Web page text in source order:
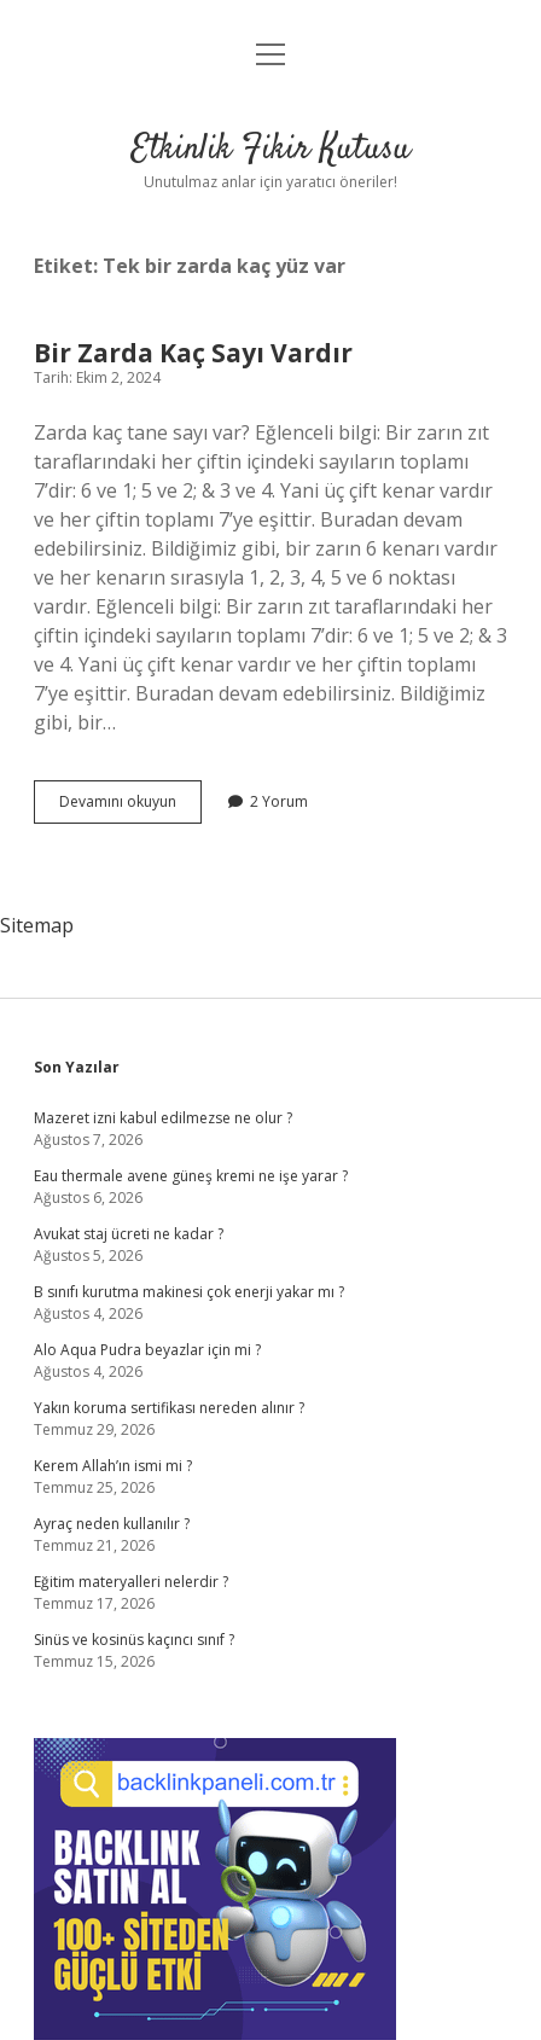
Anasayfa
Yasal Uyarı
menüyü
Etkinlik Fikir Kutusu
Unutulmaz anlar için yaratıcı öneriler!
Etiket: Tek bir zarda kaç yüz var
Bir Zarda Kaç Sayı Vardır
Tarih: Ekim 2, 2024
Zarda kaç tane sayı var? Eğlenceli bilgi: Bir zarın zıt
taraflarındaki her çiftin içindeki sayıların toplamı
7’dir: 6 ve 1; 5 ve 2; & 3 ve 4. Yani üç çift kenar vardır
ve her çiftin toplamı 7’ye eşittir. Buradan devam
edebilirsiniz. Bildiğimiz gibi, bir zarın 6 kenarı vardır
ve her kenarın sırasıyla 1, 2, 3, 4, 5 ve 6 noktası
vardır. Eğlenceli bilgi: Bir zarın zıt taraflarındaki her
çiftin içindeki sayıların toplamı 7’dir: 6 ve 1; 5 ve 2; & 3
ve 4. Yani üç çift kenar vardır ve her çiftin toplamı
7’ye eşittir. Buradan devam edebilirsiniz. Bildiğimiz
gibi, bir…
Devamını okuyun
Zarda
2 Yorum
Sitemap
Sidebar
Son Yazılar
Mazeret izni kabul edilmezse ne olur ?
Ağustos 7, 2026
Eau thermale avene güneş kremi ne işe yarar ?
Ağustos 6, 2026
Avukat staj ücreti ne kadar ?
Ağustos 5, 2026
B sınıfı kurutma makinesi çok enerji yakar mı ?
Ağustos 4, 2026
Alo Aqua Pudra beyazlar için mi ?
Ağustos 4, 2026
Yakın koruma sertifikası nereden alınır ?
Temmuz 29, 2026
Kerem Allah’ın ismi mi ?
Temmuz 25, 2026
Ayraç neden kullanılır ?
Temmuz 21, 2026
Eğitim materyalleri nelerdir ?
Temmuz 17, 2026
Sinüs ve kosinüs kaçıncı sınıf ?
Temmuz 15, 2026